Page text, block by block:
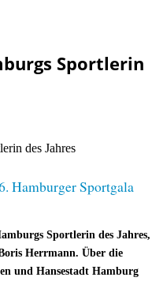
Sportlerin
Hamburger Sportgala
Sportlerin des Jahres,
Herrmann. Über die
und Hansestadt Hamburg